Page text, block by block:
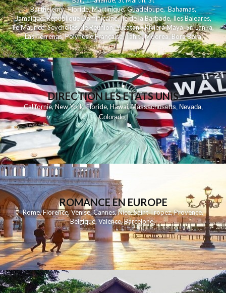
Barthelemy,Floride,Martinique,Guadeloupe,Bahamas,
Jamaique,Republique Dominicaine,Ile de la Barbade,Iles Baleares,
Ile Maurice,Seychelles,Ile Reunion,Yucatan - Riviera Maya,Sri Lanka,
Las Terrenas,Polynesie Française,Tahiti,Moorea, Bora Bora
DIRECTION LES ETATS UNIS
Californie,New York,Floride,Hawai,Massachusetts, Nevada,
Colorado,
ROMANCE EN EUROPE
Rome,Florence,Venise,Cannes,Nice,Saint Tropez,Provence,
Belgique,Valence,Barcelone,